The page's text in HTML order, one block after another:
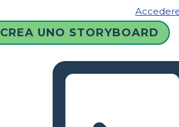
CREA UNO STORYBOARD